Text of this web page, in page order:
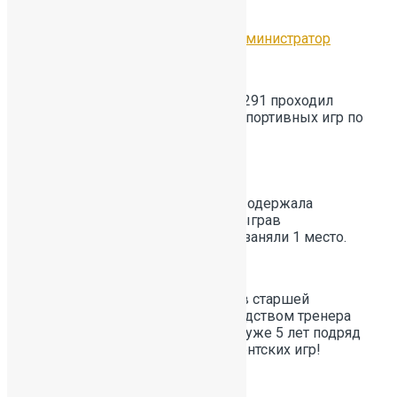
Администратор
11 февраля на базе ГБОУ СОШ №291 проходил
финальный этап Президентских спортивных игр по
️ Команда юношей 391-ой школы одержала
уверенные победы в финале, обыграв
представителей 271 и 54 школ, и заняли 1 место.
Наша сборная мужская команда в старшей
возрастной категории под руководством тренера
Олега Дмитриевича Теплинского уже 5 лет подряд
становится победителем Президентских игр!